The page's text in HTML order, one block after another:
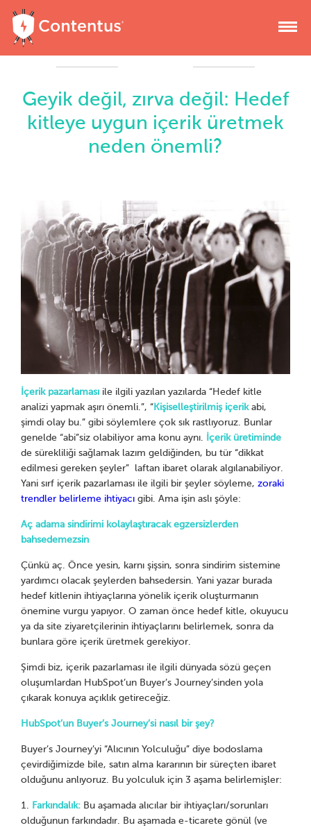
Geyik değil, zırva değil: Hedef
kitleye uygun içerik üretmek
neden önemli?
İçerik pazarlaması ile ilgili yazılan yazılarda “Hedef kitle
analizi yapmak aşırı önemli.”, “ Kişiselleştirilmiş içerikabi,
şimdi olay bu.” gibi söylemlere çok sık rastlıyoruz. Bunlar
genelde “abi”siz olabiliyor ama konu aynı.
İçerik üretiminde
de sürekliliği sağlamak lazım geldiğinden, bu tür “dikkat
edilmesi gereken şeyler” laftan ibaret olarak algılanabiliyor.
Yani sırf içerik pazarlaması ile ilgili bir şeyler söyleme,zoraki
trendler belirleme ihtiyacı gibi. Ama işin aslı şöyle:
Aç adama sindirimi kolaylaştıracak egzersizlerden
bahsedemezsin
Çünkü aç. Önce yesin, karnı şişsin, sonra sindirim sistemine
yardımcı olacak şeylerden bahsedersin. Yani yazar burada
hedef kitlenin ihtiyaçlarına yönelik içerik oluşturmanın
önemine vurgu yapıyor. O zaman önce hedef kitle, okuyucu
ya da site ziyaretçilerinin ihtiyaçlarını belirlemek, sonra da
bunlara göre içerik üretmek gerekiyor.
Şimdi biz, içerik pazarlaması ile ilgili dünyada sözü geçen
oluşumlardan HubSpot’un Buyer’s Journey’sinden yola
çıkarak konuya açıklık getireceğiz.
HubSpot’un Buyer’s Journey’si nasıl bir şey?
Buyer’s Journey’yi “Alıcının Yolculuğu” diye bodoslama
çevirdiğimizde bile, satın alma kararının bir süreçten ibaret
olduğunu anlıyoruz. Bu yolculuk için 3 aşama belirlemişler:
Farkındalık: Bu aşamada alıcılar bir ihtiyaçları/sorunları
olduğunun farkındadır. Bu aşamada e-ticarete gönül (ve